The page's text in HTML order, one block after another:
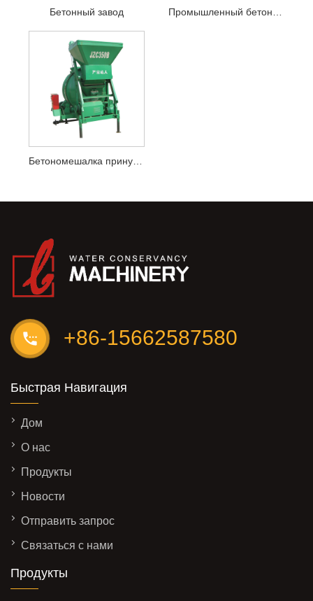
Бетонный завод Промышленный бетоносмеситель
Бетономешалка принудительного действия
+86-15662587580
Быстрая Навигация
Дом
О нас
Продукты
Новости
Отправить запрос
Связаться с нами
Продукты